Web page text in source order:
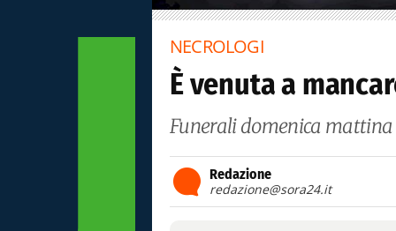
NECROLOGI
È venuta a
Funerali domenica mattina
Redazione
redazione@sora24.it